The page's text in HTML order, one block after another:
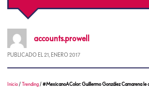
accounts.prowell
PUBLICADO EL 21, ENERO 2017
Inicio /Trending /#MexicanoAColor: Guillermo González Camarena le